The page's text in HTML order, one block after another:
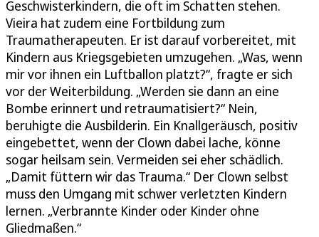
Geschwisterkindern, die oft im Schatten stehen.
Vieira hat zudem eine Fortbildung zum
Traumatherapeuten. Er ist darauf vorbereitet, mit
Kindern aus Kriegsgebieten umzugehen. „Was, wenn
mir vor ihnen ein Luftballon platzt?“, fragte er sich
vor der Weiterbildung. „Werden sie dann an eine
Bombe erinnert und retraumatisiert?“ Nein,
beruhigte die Ausbilderin. Ein Knallgeräusch, positiv
eingebettet, wenn der Clown dabei lache, könne
sogar heilsam sein. Vermeiden sei eher schädlich.
„Damit füttern wir das Trauma.“ Der Clown selbst
muss den Umgang mit schwer verletzten Kindern
lernen. „Verbrannte Kinder oder Kinder ohne
Gliedmaßen.“